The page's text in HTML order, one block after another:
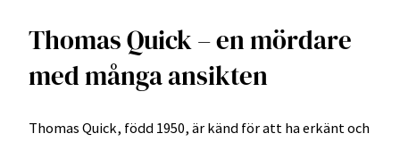
Thomas Quick – en mördare
med många ansikten
Thomas Quick, född 1950, är känd för att ha erkänt och